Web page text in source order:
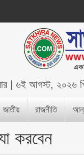
| ৬ই আগস্ট, ২০২৬
জাতীয় রাজনীতি
করবেন